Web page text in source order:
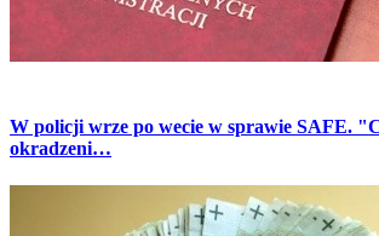
W policji wrze po wecie w sprawie SAFE.
okradzeni…